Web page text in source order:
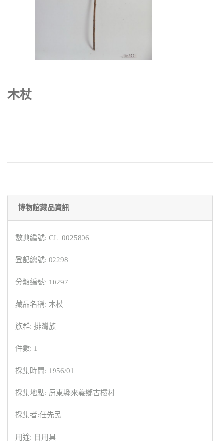
木杖
博物館藏品資訊
數典編號: CL_0025806
登記總號: 02298
分類編號: 10297
藏品名稱: 木杖
族群: 排灣族
件數: 1
採集時間: 1956/01
採集地點: 屏東縣來義鄉古樓村
採集者:任先民
用途: 日用具